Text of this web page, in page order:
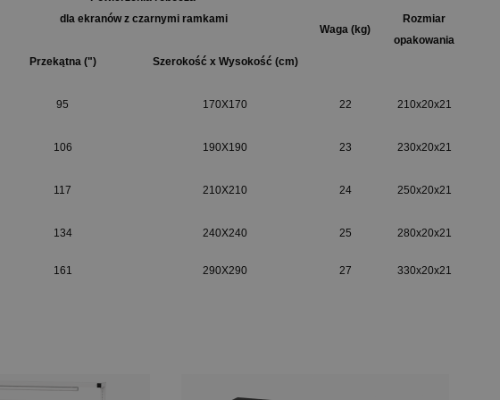
dla ekranów z czarnymi ramkami
Waga (kg)
Rozmiar
opakowania
Przekątna (") Szerokość x Wysokość (cm)
95 170X170 22
210x20x21
106 190X190 23
230x20x21
117 210X210 24
250x20x21
134 240X240 25
280x20x21
161 290X290 27
330x20x21